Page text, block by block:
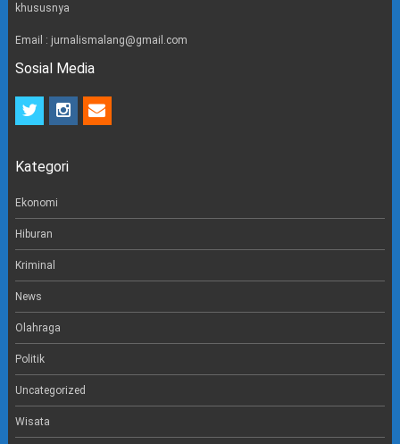
khususnya
Email : jurnalismalang@gmail.com
Sosial Media
t
t
r
i
n
a
e
m
Kategori
Ekonomi
Hiburan
Kriminal
News
Olahraga
Politik
Uncategorized
Wisata